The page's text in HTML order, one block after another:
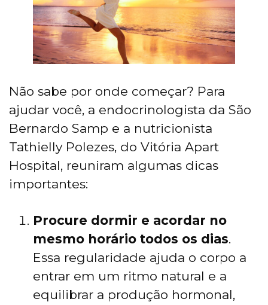
Não sabe por onde começar? Para
ajudar você, a endocrinologista da São
Bernardo Samp e a nutricionista
Tathielly Polezes, do Vitória Apart
Hospital, reuniram algumas dicas
importantes:
Procure dormir e acordar no
mesmo horário todos os dias.
Essa regularidade ajuda o corpo a
entrar em um ritmo natural e a
equilibrar a produção hormonal,